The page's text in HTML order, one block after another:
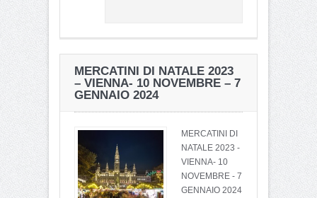
MERCATINI DI NATALE 2023
– VIENNA- 10 NOVEMBRE – 7
GENNAIO 2024
MERCATINI DI
NATALE 2023 -
VIENNA- 10
NOVEMBRE - 7
GENNAIO 2024